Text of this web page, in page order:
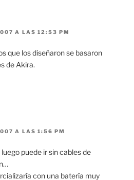
A LAS 12:53 PM
que los diseñaron se basaron
de Akira.
A LAS 1:56 PM
luego puede ir sin cables de
con una batería muy